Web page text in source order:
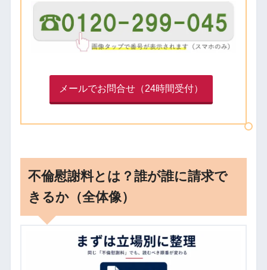
メールでお問合せ（24時間受付）
不倫慰謝料とは？誰が誰に請求で
きるか（全体像）